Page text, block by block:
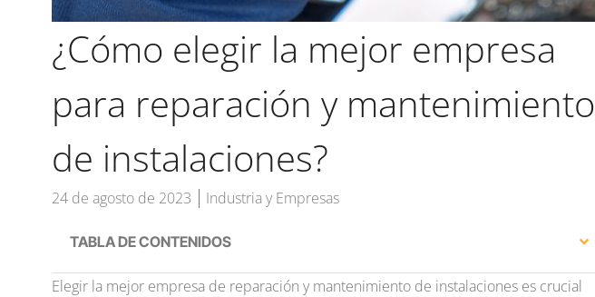
¿Cómo elegir la mejor empresa
para reparación y mantenimiento
de instalaciones?
24 de agosto de 2023 Industria y Empresas
TABLA DE CONTENIDOS
Elegir la mejor empresa de reparación y mantenimiento de instalaciones es crucial